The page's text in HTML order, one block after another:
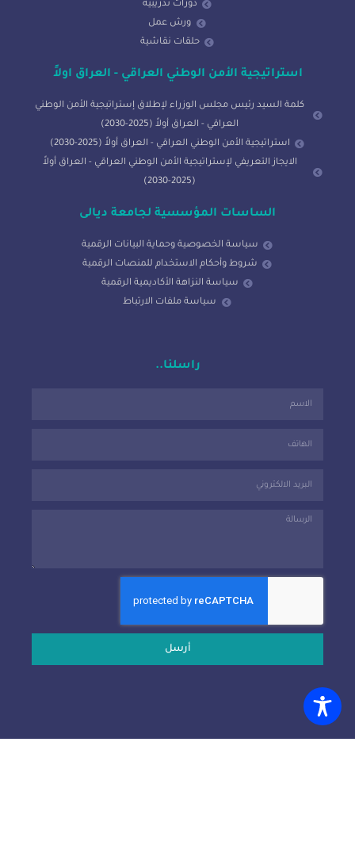
دورات تدريبية
ورش عمل
حلقات نقاشية
استراتيجية الأمن الوطني العراقي - العراق اولاً
كلمة السيد رئيس مجلس الوزراء لإطلاق إستراتيجية الأمن الوطني
العراقي - العراق أولاً (2025-2030)
استراتيجية الأمن الوطني العراقي - العراق أولاً (2025-2030)
الايجاز التعريفي لإستراتيجية الأمن الوطني العراقي - العراق أولاً
(2025-2030)
الساسات المؤسسية لجامعة ديالى
سياسة الخصوصية وحماية البيانات الرقمية
شروط وأحكام الاستخدام للمنصات الرقمية
سياسة النزاهة الأكاديمية الرقمية
سياسة ملفات الارتباط
راسلنا..
أرسل